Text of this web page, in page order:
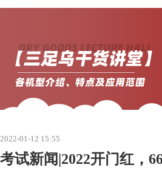
2022-01-12 15:55
考试新闻|2022开门红，